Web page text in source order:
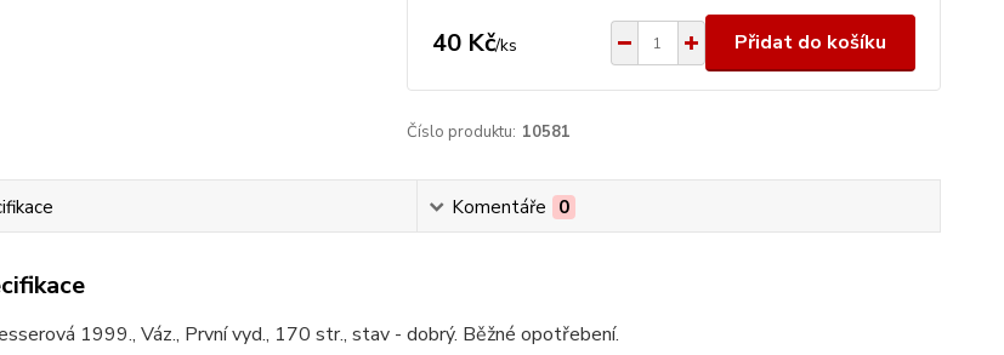
40 Kč/ks Přidat do košíku
Číslo produktu: 10581
Komentáře 0
1999., Váz., První vyd., 170 str., stav - dobrý. Běžné opotřebení.